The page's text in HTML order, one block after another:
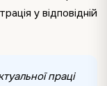
у відповідній
праці